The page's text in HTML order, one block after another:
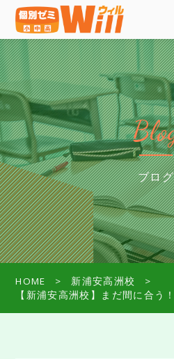
ブログ
HOME
新浦安高洲校
【新浦安高洲校】まだ間に合う